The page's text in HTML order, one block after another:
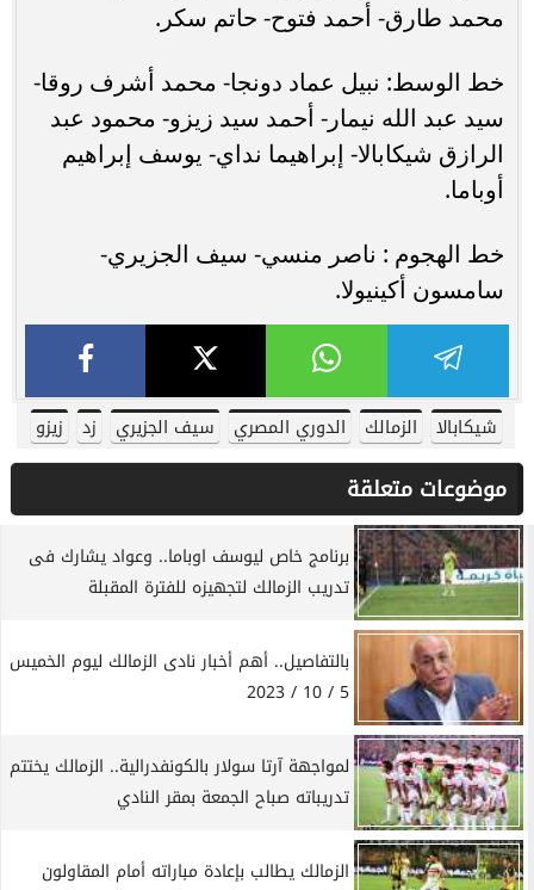
محمد طارق- أحمد فتوح- حاتم سكر.
خط الوسط: نبيل عماد دونجا- محمد أشرف روقا-
سيد عبد الله نيمار- أحمد سيد زيزو- محمود عبد
الرازق شيكابالا- إبراهيما نداي- يوسف إبراهيم
أوباما.
خط الهجوم : ناصر منسي- سيف الجزيري-
سامسون أكينيولا.
شيكابالا الزمالك الدوري المصري سيف الجزيري زد زيزو
موضوعات متعلقة
برنامج خاص ليوسف اوباما.. وعواد يشارك فى
تدريب الزمالك لتجهيزه للفترة المقبلة
بالتفاصيل.. أهم أخبار نادى الزمالك ليوم الخميس
5 / 10 / 2023
لمواجهة آرتا سولار بالكونفدرالية.. الزمالك يختتم
تدريباته صباح الجمعة بمقر النادي
الزمالك يطالب بإعادة مباراته أمام المقاولون